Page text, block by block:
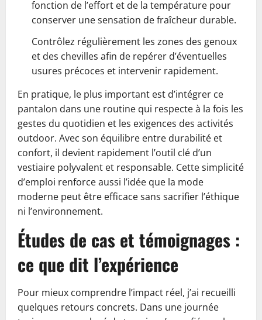
fonction de l’effort et de la température pour
conserver une sensation de fraîcheur durable.
Contrôlez régulièrement les zones des genoux
et des chevilles afin de repérer d’éventuelles
usures précoces et intervenir rapidement.
En pratique, le plus important est d’intégrer ce
pantalon dans une routine qui respecte à la fois les
gestes du quotidien et les exigences des activités
outdoor. Avec son équilibre entre durabilité et
confort, il devient rapidement l’outil clé d’un
vestiaire polyvalent et responsable. Cette simplicité
d’emploi renforce aussi l’idée que la mode
moderne peut être efficace sans sacrifier l’éthique
ni l’environnement.
Études de cas et témoignages :
ce que dit l’expérience
Pour mieux comprendre l’impact réel, j’ai recueilli
quelques retours concrets. Dans une journée